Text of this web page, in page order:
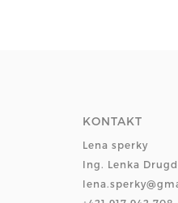
KONTAKT
Lena sperky
Ing. Lenka